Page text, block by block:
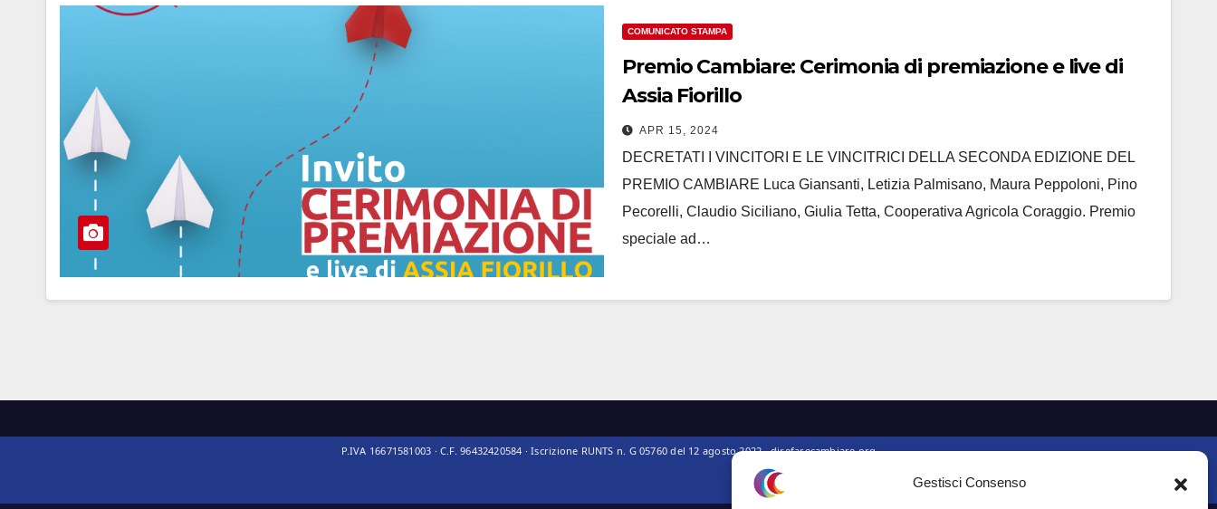
Gestisci Consenso
COMUNICATO STAMPA
Premio Cambiare: Cerimonia di premiazione e live di
Assia Fiorillo
APR 15, 2024
DECRETATI I VINCITORI E LE VINCITRICI DELLA SECONDA EDIZIONE DEL
PREMIO CAMBIARE Luca Giansanti, Letizia Palmisano, Maura Peppoloni, Pino
Pecorelli, Claudio Siciliano, Giulia Tetta, Cooperativa Agricola Coraggio. Premio
speciale ad…